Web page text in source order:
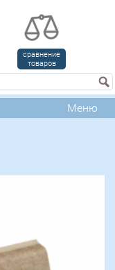
cравнение
товаров
Меню